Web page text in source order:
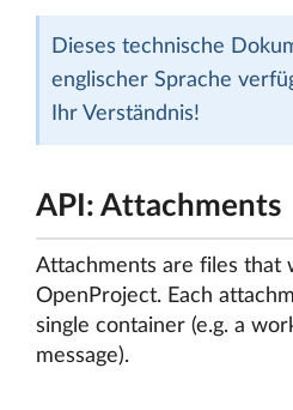
Dieses technische
englischer Sprache
Ihr Verständnis!
API: Attachments
Attachments are files that
OpenProject. Each
single container (e.g. a
message).